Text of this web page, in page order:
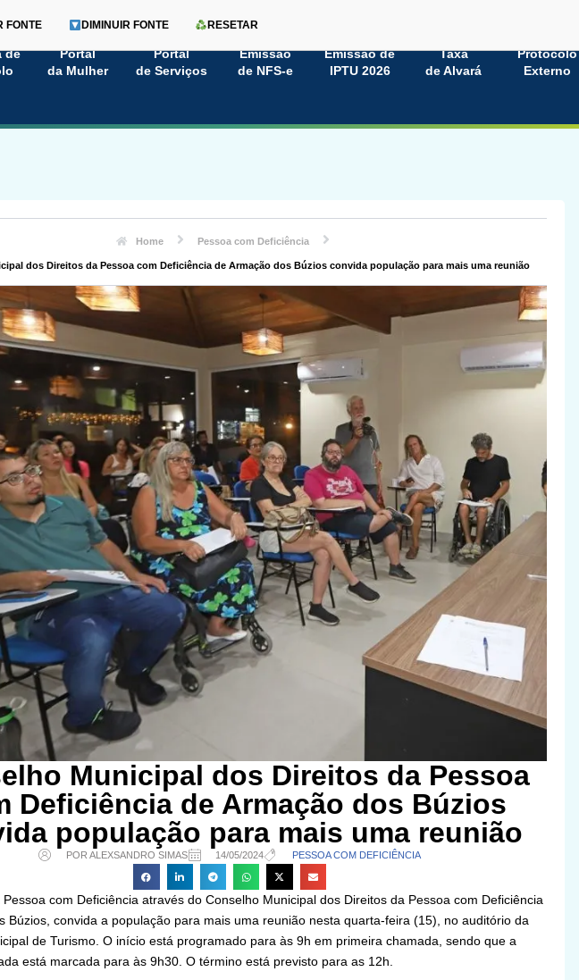
de
Portal
da Mulher
Portal
de Serviços
Emissão
de NFS-e
Emissão de
IPTU 2026
Taxa
de Alvará
Protocolo
Externo
FONTE DIMINUIR FONTE RESETAR
Home Pessoa com Deficiência
dos Direitos da Pessoa com Deficiência de Armação dos Búzios convida população para mais uma reunião
Municipal dos Direitos da Pessoa
Deficiência de Armação dos Búzios
população para mais uma reunião
POR ALEXSANDRO SIMAS 14/05/2024 PESSOA COM DEFICIÊNCIA
com Deficiência através do Conselho Municipal dos Direitos da Pessoa com Deficiência
Búzios, convida a população para mais uma reunião nesta quarta-feira (15), no auditório da
de Turismo. O início está programado para às 9h em primeira chamada, sendo que a
está marcada para às 9h30. O término está previsto para as 12h.